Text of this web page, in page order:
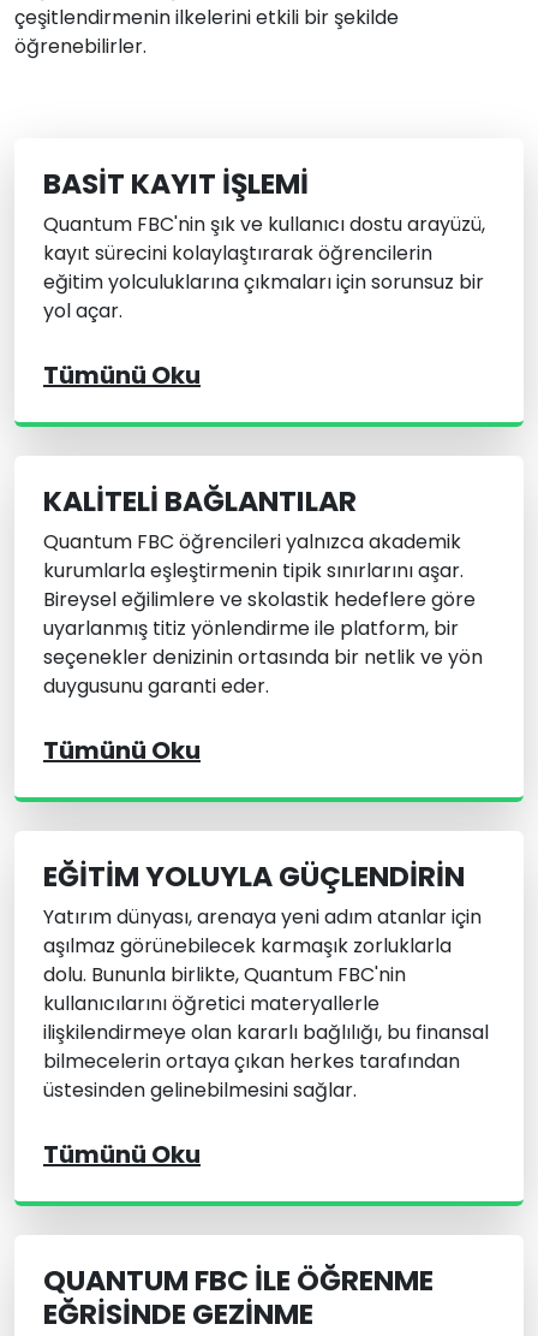
çeşitlendirmenin ilkelerini etkili bir şekilde
öğrenebilirler.
BASIT KAYIT İŞLEMI
Quantum FBC'nin şık ve kullanıcı dostu arayüzü,
kayıt sürecini kolaylaştırarak öğrencilerin
eğitim yolculuklarına çıkmaları için sorunsuz bir
yol açar.
Tümünü Oku
KALITELI BAĞLANTILAR
Quantum FBC öğrencileri yalnızca akademik
kurumlarla eşleştirmenin tipik sınırlarını aşar.
Bireysel eğilimlere ve skolastik hedeflere göre
uyarlanmış titiz yönlendirme ile platform, bir
seçenekler denizinin ortasında bir netlik ve yön
duygusunu garanti eder.
Tümünü Oku
EĞITIM YOLUYLA GÜÇLENDIRIN
Yatırım dünyası, arenaya yeni adım atanlar için
aşılmaz görünebilecek karmaşık zorluklarla
dolu. Bununla birlikte, Quantum FBC'nin
kullanıcılarını öğretici materyallerle
ilişkilendirmeye olan kararlı bağlılığı, bu finansal
bilmecelerin ortaya çıkan herkes tarafından
üstesinden gelinebilmesini sağlar.
Tümünü Oku
QUANTUM FBC ILE ÖĞRENME
EĞRISINDE GEZINME